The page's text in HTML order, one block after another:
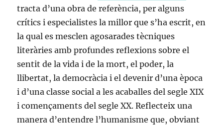
tracta d’una obra de referència, per alguns
crítics i especialistes la millor que s’ha escrit, en
la qual es mesclen agosarades tècniques
literàries amb profundes reflexions sobre el
sentit de la vida i de la mort, el poder, la
llibertat, la democràcia i el devenir d’una època
i d’una classe social a les acaballes del segle XIX
i començaments del segle XX. Reflecteix una
manera d’entendre l’humanisme que, obviant